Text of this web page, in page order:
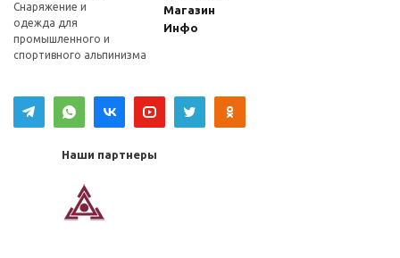
Снаряжение и
одежда для
промышленного и
спортивного альпинизма
Магазин
Инфо
Наши партнеры